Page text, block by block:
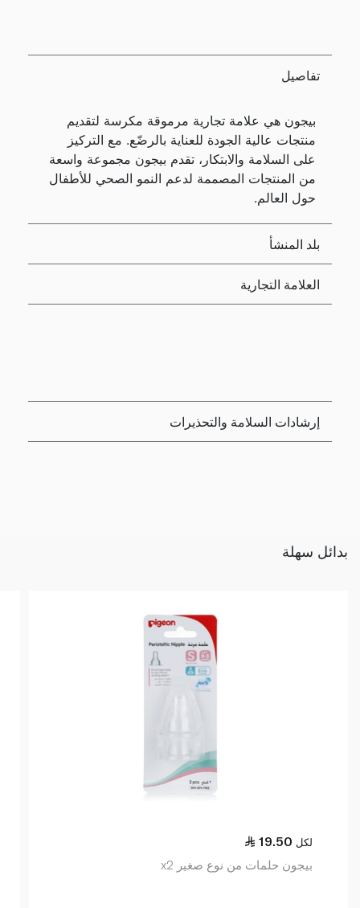
تفاصيل
بيجون هي علامة تجارية مرموقة مكرسة لتقديم
منتجات عالية الجودة للعناية بالرضّع. مع التركيز
على السلامة والابتكار، تقدم بيجون مجموعة واسعة
من المنتجات المصممة لدعم النمو الصحي للأطفال
حول العالم.
بلد المنشأ
العلامة التجارية
إرشادات السلامة والتحذيرات
بدائل سهلة
19.50 لكل
بيجون حلمات من نوع صغير x2